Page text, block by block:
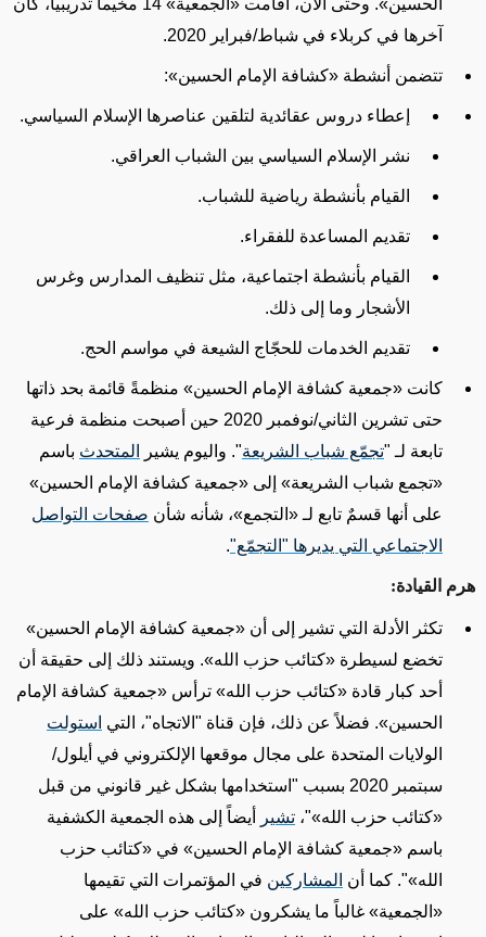
الحسين». وحتى الآن، أقامت «الجمعية»
كان
آخرها في كربلاء في شباط/فبراير 2020.
تتضمن أنشطة «كشافة الإمام الحسين»
:
إعطاء دروس عقائدية لتلقين عناصرها الإسلام السياسي.
نشر الإسلام السياسي بين الشباب العراقي.
القيام بأنشطة رياضية للشباب.
تقديم المساعدة للفقراء.
القيام بأنشطة اجتماعية، مثل تنظيف المدارس وغرس
الأشجار وما إلى ذلك.
تقديم الخدمات للحجّاج الشيعة في مواسم الحج.
كانت «جمعية كشافة الإمام الحسين» منظمةً قائمة بحد ذاتها
حتى تشرين الثاني/نوفمبر 2020 حين أصبحت منظمة فرعية
تابعة لـ "تجمّع شباب الشريعة". واليوم يشير المتحدث باسم
«تجمع شباب الشريعة» إلى «جمعية كشافة الإمام الحسين»
على أنها قسمٌ تابع لـ « التجمع»، شأنه شأن صفحات التواصل
الاجتماعي التي يديرها "التجمّع".
هرم القيادة:
تكثر الأدلة التي تشير إلى أن «جمعية كشافة الإمام الحسين»
تخضع لسيطرة «كتائب حزب الله». ويستند ذلك إلى حقيقة أن
أحد كبار قادة «كتائب حزب الله» ترأس «جمعية كشافة الإمام
الحسين». فضلاً عن ذلك، فإن قناة "الاتجاه"، التي استولت
الولايات المتحدة على مجال موقعها الإلكتروني في أيلول/
سبتمبر 2020 بسبب "استخدامها بشكل غير قانوني من قبل
«كتائب حزب الله»"، تشير
أيضاً إلى هذه الجمعية الكشفية
باسم «جمعية كشافة الإمام الحسين» في «كتائب حزب
الله»". كما أن المشاركين في المؤتمرات التي تقيمها
« الجمعية» غالباً ما يشكرون «كتائب حزب الله» على